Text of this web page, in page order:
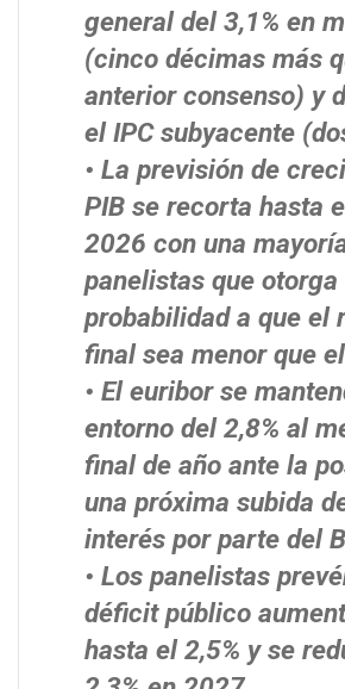
general del 3,1% en
(cinco décimas más
anterior consenso) y
el IPC subyacente
• La previsión de
PIB se recorta hasta
2026 con una
panelistas que
probabilidad a que el
final sea menor que
• El euribor se
entorno del 2,8% al
final de año ante la
una próxima subida
interés por parte del
• Los panelistas
déficit público
hasta el 2,5% y se